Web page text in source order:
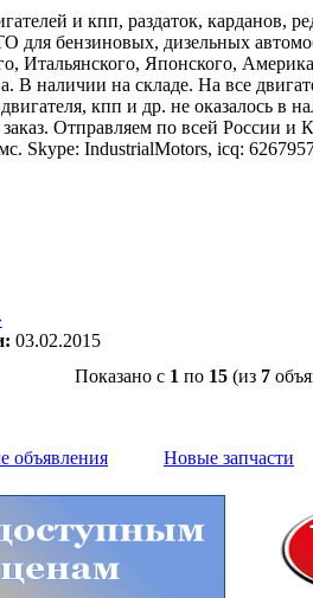
и кпп, раздаток, карданов,
бензиновых, дизельных
Итальянского, Японского,
В наличии на складе. На все
кпп и др. не оказалось в
Отправляем по всей России и
Skype: IndustrialMotors, icq:
03.02.2015
Показано с 1 по 15 (из 7
объявления Новые запчасти